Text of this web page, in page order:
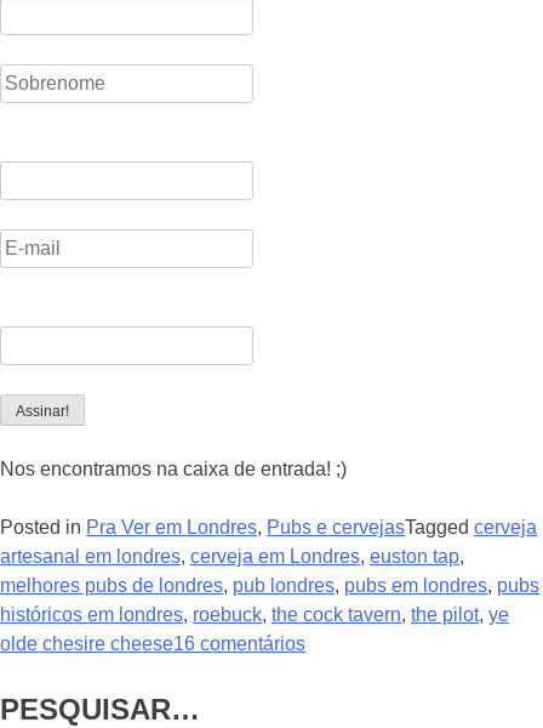
Nos encontramos na caixa de entrada! ;)
Posted in Pra Ver em Londres, Pubs e cervejasTagged cerveja
artesanal em londres, cerveja em Londres, euston tap,
melhores pubs de londres, pub londres, pubs em londres, pubs
históricos em londres, roebuck, the cock tavern, the pilot, ye
olde chesire cheese16 comentários
PESQUISAR…